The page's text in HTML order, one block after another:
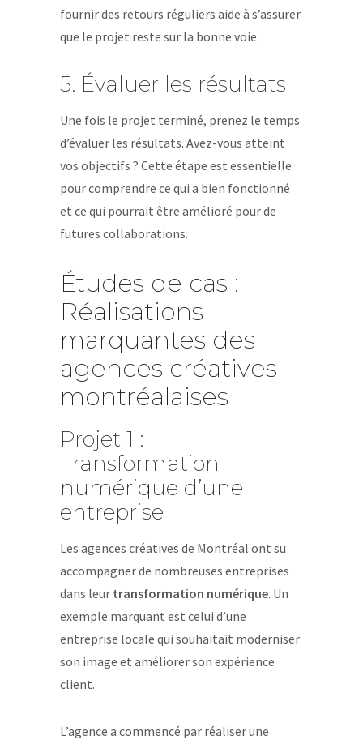
fournir des retours réguliers aide à s’assurer
que le projet reste sur la bonne voie.
5. Évaluer les résultats
Une fois le projet terminé, prenez le temps
d’évaluer les résultats. Avez-vous atteint
vos objectifs ? Cette étape est essentielle
pour comprendre ce qui a bien fonctionné
et ce qui pourrait être amélioré pour de
futures collaborations.
Études de cas :
Réalisations
marquantes des
agences créatives
montréalaises
Projet 1 :
Transformation
numérique d’une
entreprise
Les agences créatives de Montréal ont su
accompagner de nombreuses entreprises
dans leur transformation numérique. Un
exemple marquant est celui d’une
entreprise locale qui souhaitait moderniser
son image et améliorer son expérience
client.
L’agence a commencé par réaliser une